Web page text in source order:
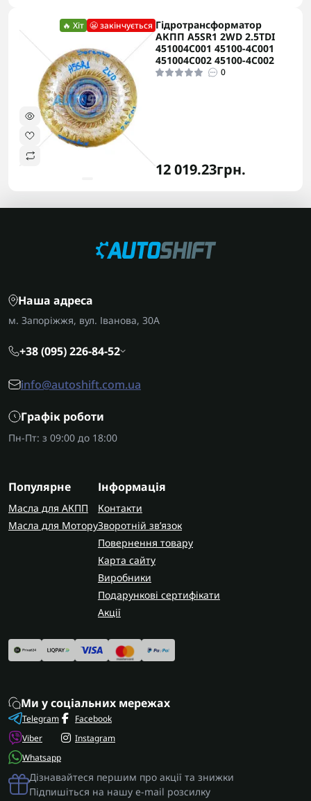
🔥 Хіт 😬 закінчується Гідротрансформатор
АКПП A5SR1 2WD 2.5TDI
451004C001 45100-4C001
451004C002 45100-4C002
0
12 019.23грн.
Наша адреса
м. Запоріжжя, вул. Іванова, 30А
+38 (095) 226-84-52
info@autoshift.com.ua
Графік роботи
Пн-Пт: з 09:00 до 18:00
Популярне
Масла для АКПП
Масла для Мотору
Інформація
Контакти
Зворотній зв’язок
Повернення товару
Карта сайту
Виробники
Подарункові сертифікати
Акції
Ми у соціальних мережах
Telegram
Viber
Whatsapp
Facebook
Instagram
Дізнавайтеся першим про акції та знижки
Підпишіться на нашу e-mail розсилку